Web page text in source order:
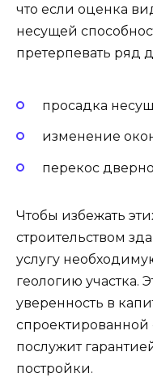
что если оценка
несущей
претерпевать ряд
просадка
изменение
перекос
Чтобы избежать
строительством
услугу
геологию участка.
уверенность в
послужит
постройки.